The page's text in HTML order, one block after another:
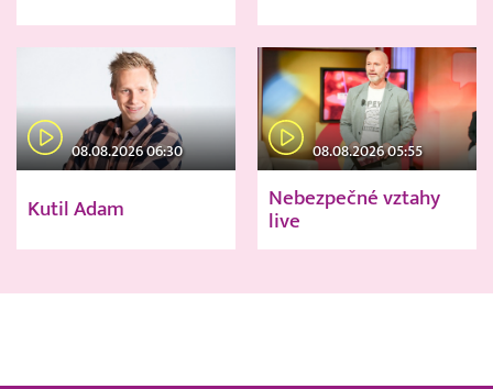
08.08.2026 06:30
Kutil Adam
08.08.2026 05:55
Nebezpečné vztahy
live